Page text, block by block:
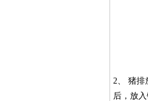
2、 猪排
后，放